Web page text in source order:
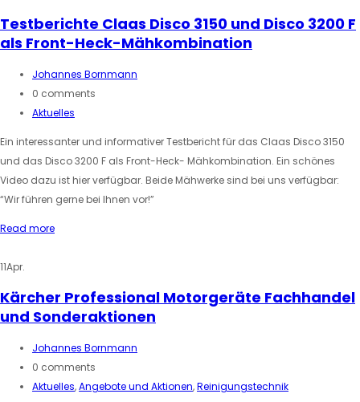
Testberichte Claas Disco 3150 und Disco 3200 F
als Front-Heck-Mähkombination
Johannes Bornmann
0 comments
Aktuelles
Ein interessanter und informativer Testbericht für das Claas Disco 3150
und das Disco 3200 F als Front-Heck- Mähkombination. Ein schönes
Video dazu ist hier verfügbar. Beide Mähwerke sind bei uns verfügbar:
“Wir führen gerne bei Ihnen vor!”
Read more
11Apr.
Kärcher Professional Motorgeräte Fachhandel
und Sonderaktionen
Johannes Bornmann
0 comments
Aktuelles,Angebote und Aktionen,Reinigungstechnik